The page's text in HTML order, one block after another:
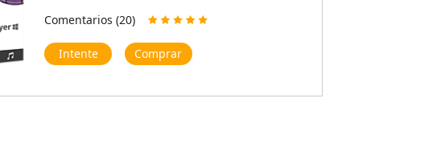
Comentarios (20)
Intente Comprar